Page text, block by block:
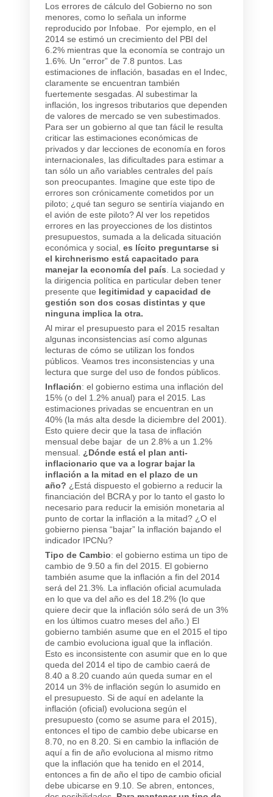
Los errores de cálculo del Gobierno no son
menores, como lo señala un informe
reproducido por Infobae. Por ejemplo, en el
2014 se estimó un crecimiento del PBI del
6.2% mientras que la economía se contrajo un
1.6%. Un “error” de 7.8 puntos. Las
estimaciones de inflación, basadas en el Indec,
claramente se encuentran también
fuertemente sesgadas. Al subestimar la
inflación, los ingresos tributarios que dependen
de valores de mercado se ven subestimados.
Para ser un gobierno al que tan fácil le resulta
criticar las estimaciones económicas de
privados y dar lecciones de economía en foros
internacionales, las dificultades para estimar a
tan sólo un año variables centrales del país
son preocupantes. Imagine que este tipo de
errores son crónicamente cometidos por un
piloto; ¿qué tan seguro se sentiría viajando en
el avión de este piloto? Al ver los repetidos
errores en las proyecciones de los distintos
presupuestos, sumada a la delicada situación
económica y social, es lícito preguntarse si
el kirchnerismo está capacitado para
manejar la economía del país . La sociedad y
la dirigencia política en particular deben tener
presente que legitimidad y capacidad de
gestión son dos cosas distintas y que
ninguna implica la otra.
Al mirar el presupuesto para el 2015 resaltan
algunas inconsistencias así como algunas
lecturas de cómo se utilizan los fondos
públicos. Veamos tres inconsistencias y una
lectura que surge del uso de fondos públicos.
Inflación: el gobierno estima una inflación del
15% (o del 1.2% anual) para el 2015. Las
estimaciones privadas se encuentran en un
40% (la más alta desde la diciembre del 2001).
Esto quiere decir que la tasa de inflación
mensual debe bajar de un 2.8% a un 1.2%
mensual. ¿Dónde está el plan anti-
inflacionario que va a lograr bajar la
inflación a la mitad en el plazo de un
año? ¿Está dispuesto el gobierno a reducir la
financiación del BCRA y por lo tanto el gasto lo
necesario para reducir la emisión monetaria al
punto de cortar la inflación a la mitad? ¿O el
gobierno piensa “bajar” la inflación bajando el
indicador IPCNu?
Tipo de Cambio: el gobierno estima un tipo de
cambio de 9.50 a fin del 2015. El gobierno
también asume que la inflación a fin del 2014
será del 21.3%. La inflación oficial acumulada
en lo que va del año es del 18.2% (lo que
quiere decir que la inflación sólo será de un 3%
en los últimos cuatro meses del año.) El
gobierno también asume que en el 2015 el tipo
de cambio evoluciona igual que la inflación.
Esto es inconsistente con asumir que en lo que
queda del 2014 el tipo de cambio caerá de
8.40 a 8.20 cuando aún queda sumar en el
2014 un 3% de inflación según lo asumido en
el presupuesto. Si de aquí en adelante la
inflación (oficial) evoluciona según el
presupuesto (como se asume para el 2015),
entonces el tipo de cambio debe ubicarse en
8.70, no en 8.20. Si en cambio la inflación de
aquí a fin de año evoluciona al mismo ritmo
que la inflación que ha tenido en el 2014,
entonces a fin de año el tipo de cambio oficial
debe ubicarse en 9.10. Se abren, entonces,